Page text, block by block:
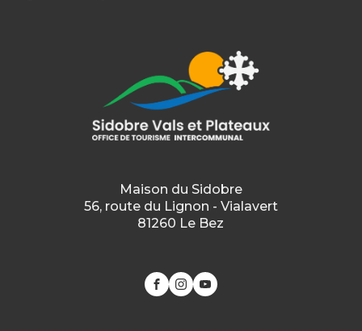
Maison du Sidobre
56, route du Lignon - Vialavert
81260 Le Bez